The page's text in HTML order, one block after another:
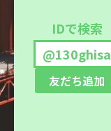
IDで検索
@130ghisa
友だち追加